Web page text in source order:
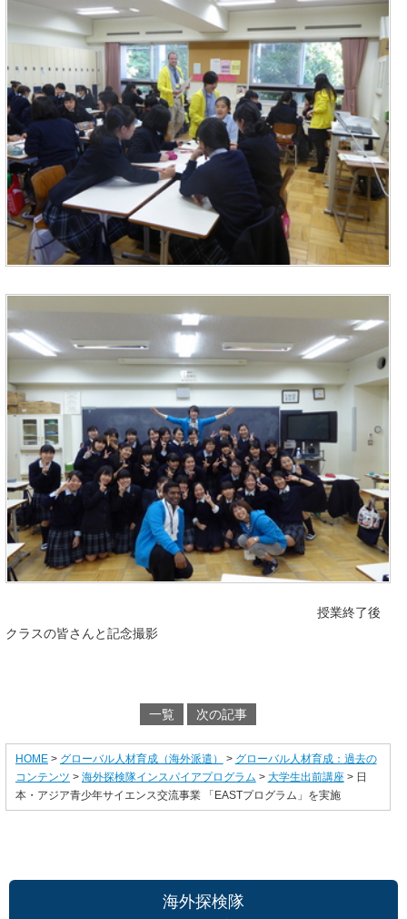
授業終了後
クラスの皆さんと記念撮影
一覧 次の記事
HOME> グローバル人材育成（海外派遣） > グローバル人材育成：過去の
コンテンツ > 海外探検隊インスパイアプログラム > 大学生出前講座> 日
本・アジア青少年サイエンス交流事業 「EASTプログラム」を実施
海外探検隊